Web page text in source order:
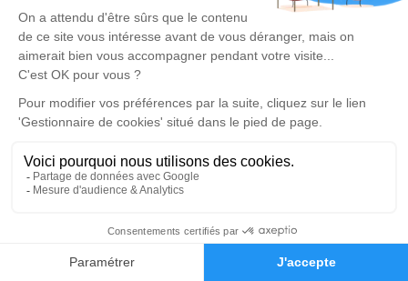
Faire-part Hommages
KONCZAK.
Un service de plantation d’arbre hommage est
disponible ici
Cérémonie religieuse
Église Saint Barthélemy d'Oignies
Place de la IVe République